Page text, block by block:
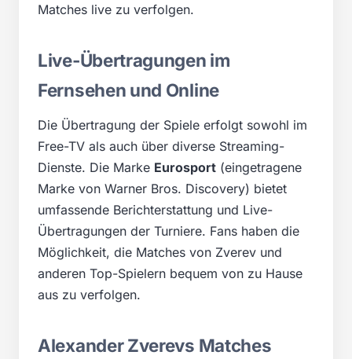
Matches live zu verfolgen.
Live-Übertragungen im
Fernsehen und Online
Die Übertragung der Spiele erfolgt sowohl im
Free-TV als auch über diverse Streaming-
Dienste. Die Marke Eurosport (eingetragene
Marke von Warner Bros. Discovery) bietet
umfassende Berichterstattung und Live-
Übertragungen der Turniere. Fans haben die
Möglichkeit, die Matches von Zverev und
anderen Top-Spielern bequem von zu Hause
aus zu verfolgen.
Alexander Zverevs Matches